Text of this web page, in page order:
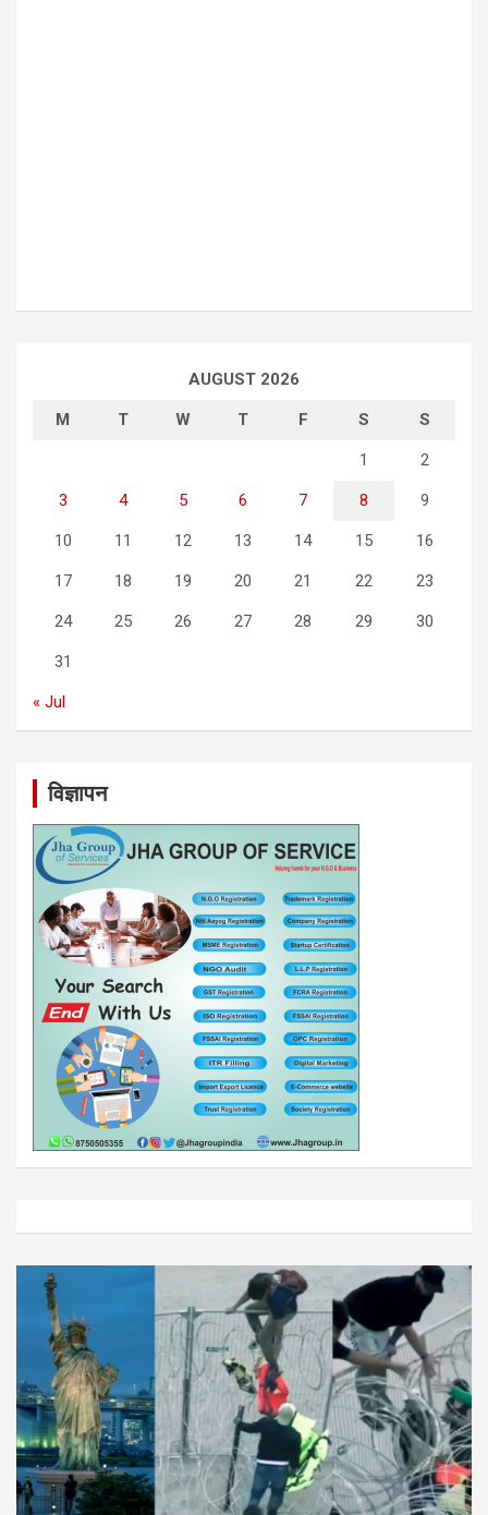
AUGUST 2026
M T W T F S S
1 2
3 4 5 6 7 8 9
10 11 12 13 14 15 16
17 18 19 20 21 22 23
24 25 26 27 28 29 30
31
« Jul
विज्ञापन